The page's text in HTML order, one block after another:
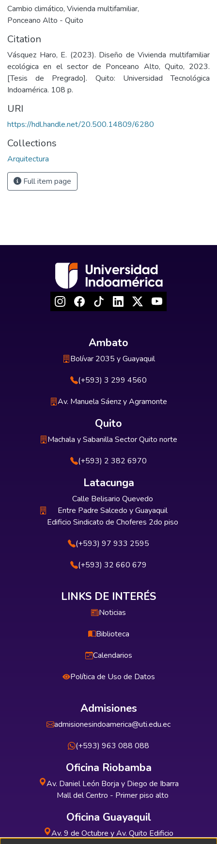
Cambio climático, Vivienda multifamiliar,
Ponceano Alto - Quito
Citation
Vásquez Haro, E. (2023). Diseño de Vivienda multifamiliar
ecológica en el sector de Ponceano Alto, Quito, 2023.
[Tesis de Pregrado]. Quito: Universidad Tecnológica
Indoamérica. 108 p.
URI
https://hdl.handle.net/20.500.14809/6280
Collections
Arquitectura
Full item page
Ambato
Bolívar 2035 y Guayaquil
(+593) 3 299 4560
Av. Manuela Sáenz y Agramonte
Quito
Machala y Sabanilla Sector Quito norte
(+593) 2 382 6970
Latacunga
Calle Belisario Quevedo
Entre Padre Salcedo y Guayaquil
Edificio Sindicato de Choferes 2do piso
(+593) 97 933 2595
(+593) 32 660 679
LINKS DE INTERÉS
Noticias
Biblioteca
Calendarios
Política de Uso de Datos
Admisiones
admisionesindoamerica@uti.edu.ec
(+593) 963 088 088
Oficina Riobamba
Av. Daniel León Borja y Diego de Ibarra
Mall del Centro - Primer piso alto
Oficina Guayaquil
Av. 9 de Octubre y Av. Quito Edificio